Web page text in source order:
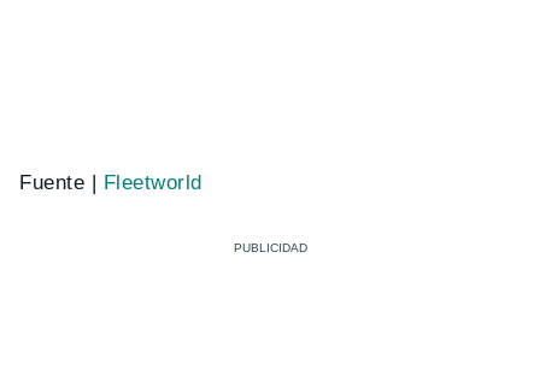
Fuente | Fleetworld